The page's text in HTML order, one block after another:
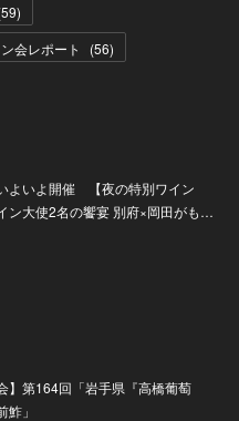
59)
会レポート (56)
よいよ開催 【夜の特別ワイン
ン大使2名の饗宴 別府×岡田がも…
】第164回「岩手県『高橋葡萄
」